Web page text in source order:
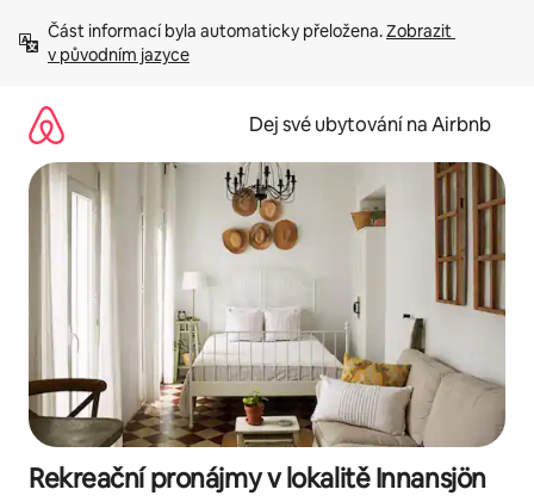
obsah
Část informací byla automaticky přeložena. Zobrazit
v původním jazyce
Dej své ubytování na Airbnb
Rekreační pronájmy v lokalitě Innansjön